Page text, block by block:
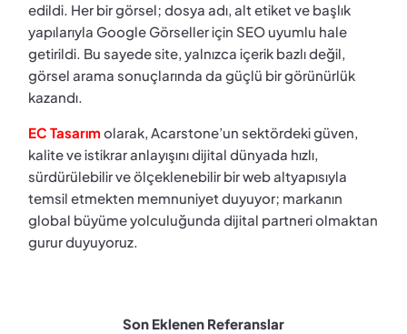
edildi. Her bir görsel; dosya adı, alt etiket ve başlık
yapılarıyla Google Görseller için SEO uyumlu hale
getirildi. Bu sayede site, yalnızca içerik bazlı değil,
görsel arama sonuçlarında da güçlü bir görünürlük
kazandı.
EC Tasarımolarak, Acarstone’un sektördeki güven,
kalite ve istikrar anlayışını dijital dünyada hızlı,
sürdürülebilir ve ölçeklenebilir bir web altyapısıyla
temsil etmekten memnuniyet duyuyor; markanın
global büyüme yolculuğunda dijital partneri olmaktan
gurur duyuyoruz.
Son Eklenen Referanslar